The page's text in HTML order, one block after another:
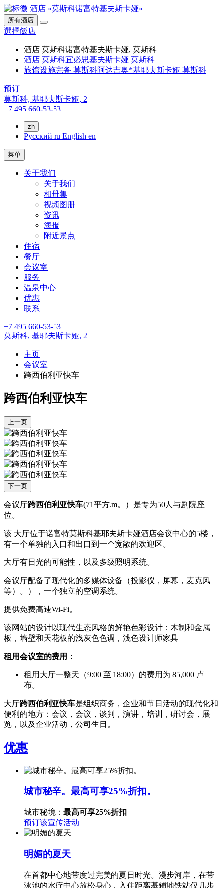
所有酒店
選擇飯店
酒店 莫斯科诺富特基夫斯卡娅, 莫斯科
酒店 莫斯科宜必思基夫斯卡娅 莫斯科
旅馆设施完备 莫斯科阿达吉奥*基耶夫斯卡娅 莫斯科
预订
莫斯科, 基耶夫斯卡娅, 2
+7 495 660-53-53
zh
Русский ru English en
菜单
关于我们
关于我们
相册集
视频图册
资讯
海报
附近景点
住宿
餐厅
会议室
服务
温泉中心
优惠
联系
+7 495 660-53-53
莫斯科, 基耶夫斯卡娅, 2
主页
会议室
跨西伯利亚快车
跨西伯利亚快车
上一页
下一页
会议厅跨西伯利亚快车(71平方.m。）是专为50人与剧院座
位。
该 大厅位于诺富特莫斯科基耶夫斯卡娅酒店会议中心的5楼，
有一个单独的入口和出口到一个宽敞的欢迎区。
大厅有日光的可能性，以及多级照明系统。
会议厅配备了现代化的多媒体设备（投影仪，屏幕，麦克风
等）。），一个独立的空调系统。
提供免费高速Wi-Fi。
该网站的设计以现代生态风格的鲜艳色彩设计：木制和金属
板，墙壁和天花板的浅灰色色调，浅色设计师家具
租用会议室的费用：
租用大厅一整天（9:00 至 18:00）的费用为 85,000 卢
布。
大厅跨西伯利亚快车是组织商务，企业和节日活动的现代化和
便利的地方：会议，会议，谈判，演讲，培训，研讨会，展
览，以及企业活动，公司生日。
优惠
城市秘辛。最高可享25%折扣。
城市秘境： 最高可享25%折扣
预订该宣传活动
明媚的夏天
在首都中心地带度过完美的夏日时光。漫步河岸，在带
泳池的水疗中心放松身心，入住距离基辅地铁站仅几步